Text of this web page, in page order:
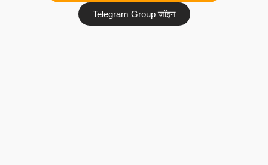
Telegram Group जॉइन